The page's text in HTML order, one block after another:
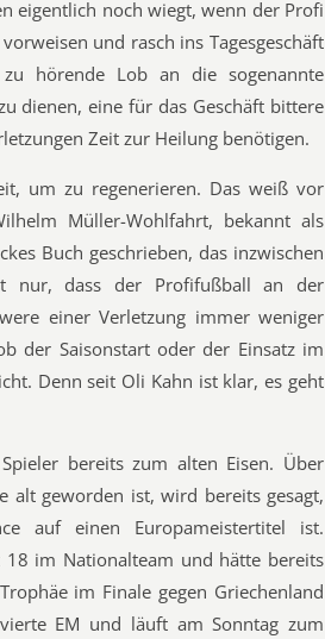
eigentlich noch wiegt, wenn der Profi
und rasch ins Tagesgeschäft
hörende Lob an die sogenannte
dienen, eine für das Geschäft bittere
Zeit zur Heilung benötigen.
um zu regenerieren. Das weiß vor
Müller-Wohlfahrt, bekannt als
Buch geschrieben, das inzwischen
nur, dass der Profifußball an der
einer Verletzung immer weniger
der Saisonstart oder der Einsatz im
Denn seit Oli Kahn ist klar, es geht
bereits zum alten Eisen. Über
alt geworden ist, wird bereits gesagt,
auf einen Europameistertitel ist.
im Nationalteam und hätte bereits
im Finale gegen Griechenland
EM und läuft am Sonntag zum